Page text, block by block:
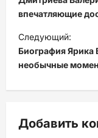
в
и
г
а
ц
я
впечатляющие
Следующий:
Биография Ярика
необычные
Добавить